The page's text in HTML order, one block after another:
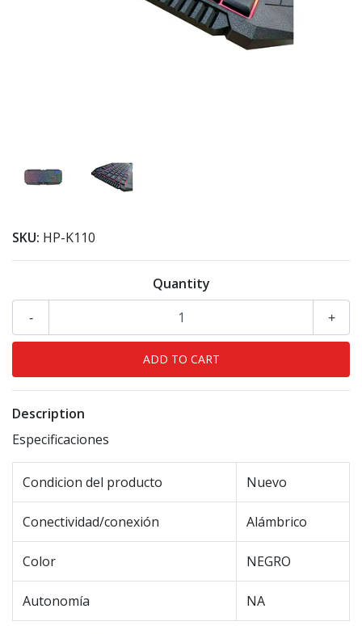
SKU: HP-K110
Quantity
+
-
Description
Especificaciones
Condicion del producto Nuevo
Conectividad/conexión Alámbrico
Color NEGRO
Autonomía NA